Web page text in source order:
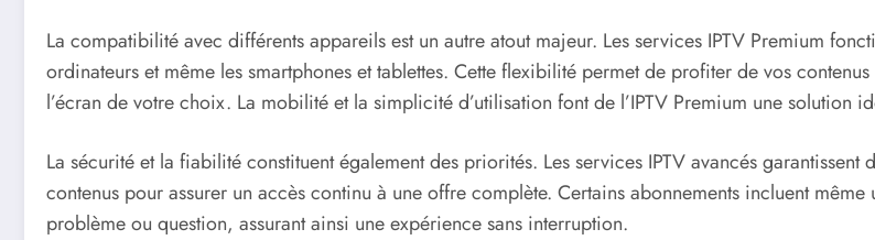
La compatibilité avec différents appareils est un autre atout majeur. Les services IPTV Premium
ordinateurs et même les smartphones et tablettes. Cette flexibilité permet de profiter de vos
l’écran de votre choix. La mobilité et la simplicité d’utilisation font de l’IPTV Premium une solution
La sécurité et la fiabilité constituent également des priorités. Les services IPTV avancés
contenus pour assurer un accès continu à une offre complète. Certains abonnements incluent
problème ou question, assurant ainsi une expérience sans interruption.